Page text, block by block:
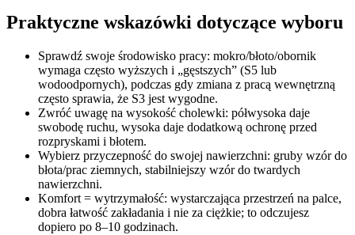
Praktyczne wskazówki dotyczące wyboru
Sprawdź swoje środowisko pracy: mokro/błoto/obornik
wymaga często wyższych i „gęstszych” (S5 lub
wodoodpornych), podczas gdy zmiana z pracą wewnętrzną
często sprawia, że S3 jest wygodne.
Zwróć uwagę na wysokość cholewki: półwysoka daje
swobodę ruchu, wysoka daje dodatkową ochronę przed
rozpryskami i błotem.
Wybierz przyczepność do swojej nawierzchni: gruby wzór do
błota/prac ziemnych, stabilniejszy wzór do twardych
nawierzchni.
Komfort = wytrzymałość: wystarczająca przestrzeń na palce,
dobra łatwość zakładania i nie za ciężkie; to odczujesz
dopiero po 8–10 godzinach.